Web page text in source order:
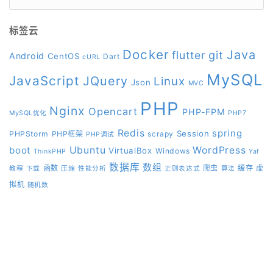
标签云
Android CentOS cURL Dart Docker flutter git Java
JavaScript JQuery Json Linux MVC MySQL
MySQL优化 Nginx Opencart PHP PHP-FPM PHP7
PHPStorm PHP框架 PHP调试 Redis scrapy Session spring
boot ThinkPHP Ubuntu VirtualBox Windows WordPress Yaf
教程 下载 函数 压缩 性能分析 数据库 数组 正则表达式 爬虫 算法 缓存 虚
拟机 随机数